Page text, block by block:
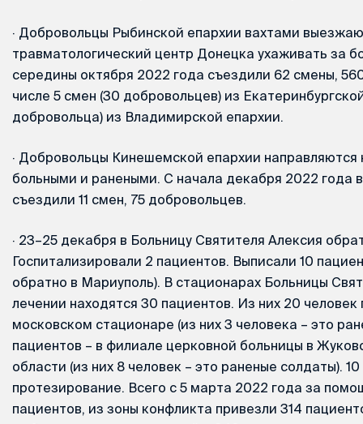
· Добровольцы Рыбинской епархии вахтами
травматологический центр Донецка ухаживать за
середины октября 2022 года съездили 62 смены,
числе 5 смен (30 добровольцев) из
добровольца) из Владимирской епархии.
· Добровольцы Кинешемской епархии направляются
больными и ранеными. С начала декабря 2022 года
съездили 11 смен, 75 добровольцев.
· 23–25 декабря в Больницу Святителя Алексия
Госпитализировали 2 пациентов. Выписали 10
обратно в Мариуполь). В стационарах Больницы
лечении находятся 30 пациентов. Из них 20 человек
московском стационаре (из них 3 человека – это
пациентов – в филиале церковной больницы в
области (из них 8 человек – это раненые солдаты).
протезирование. Всего с 5 марта 2022 года за
пациентов, из зоны конфликта привезли 314